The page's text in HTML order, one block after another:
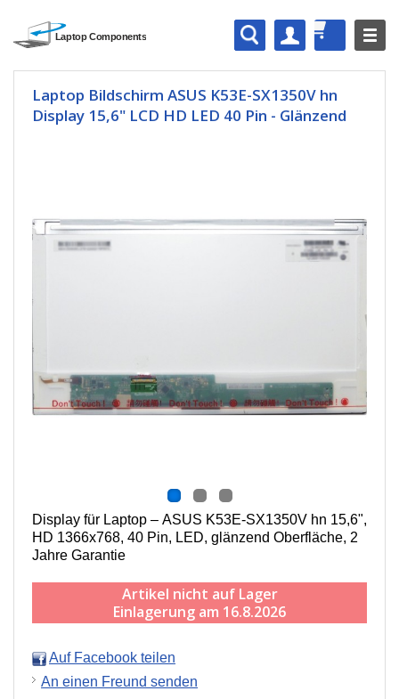
Laptop Bildschirm ASUS K53E-SX1350V hn
Display 15,6" LCD HD LED 40 Pin - Glänzend
Display für Laptop – ASUS K53E-SX1350V hn 15,6",
HD 1366x768, 40 Pin, LED, g länzend Oberfläche, 2
Jahre Garantie
Artikel nicht auf Lager
Einlagerung am 16.8.2026
Auf Facebook teilen
An einen Freund senden